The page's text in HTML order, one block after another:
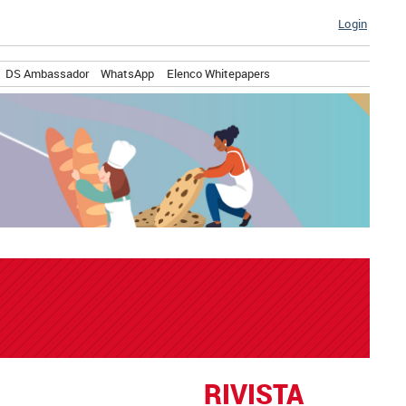
Login
DS Ambassador WhatsApp Elenco Whitepapers
RIVISTA